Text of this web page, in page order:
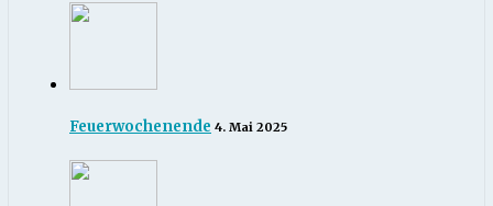
Feuerwochenende 4. Mai 2025